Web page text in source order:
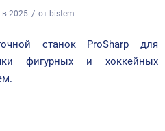
в 2025 / от bistem
станок ProSharp для
фигурных и хоккейных